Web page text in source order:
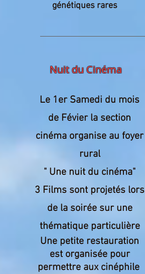
génétiques rares
Nuit du Cinéma
Le 1er Samedi du mois
de Févier la section
cinéma organise au foyer
rural
" Une nuit du cinéma"
3 Films sont projetés lors
de la soirée sur une
thématique particulière
Une petite restauration
est organisée pour
permettreaux cinéphile